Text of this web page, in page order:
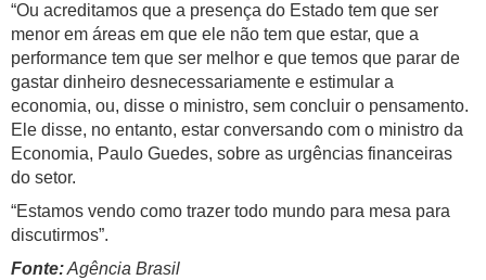
“Ou acreditamos que a presença do Estado tem que ser
menor em áreas em que ele não tem que estar, que a
performance tem que ser melhor e que temos que parar de
gastar dinheiro desnecessariamente e estimular a
economia, ou, disse o ministro, sem concluir o pensamento.
Ele disse, no entanto, estar conversando com o ministro da
Economia, Paulo Guedes, sobre as urgências financeiras
do setor.
“Estamos vendo como trazer todo mundo para mesa para
discutirmos”.
Fonte:Agência Brasil